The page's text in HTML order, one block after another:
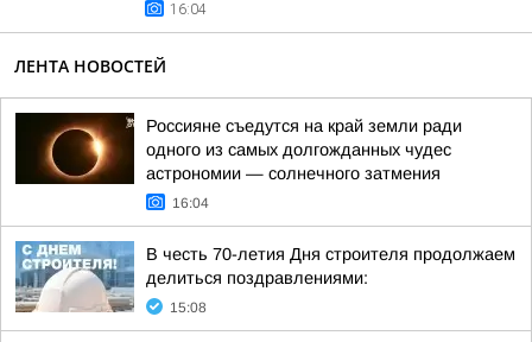
16:04
ЛЕНТА НОВОСТЕЙ
Россияне съедутся на край земли ради
одного из самых долгожданных чудес
астрономии — солнечного затмения
16:04
В честь 70-летия Дня строителя продолжаем
делиться поздравлениями:
15:08